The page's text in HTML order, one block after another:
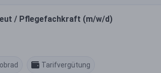
/ Pflegefachkraft (m/w/d)
Tarifvergütung